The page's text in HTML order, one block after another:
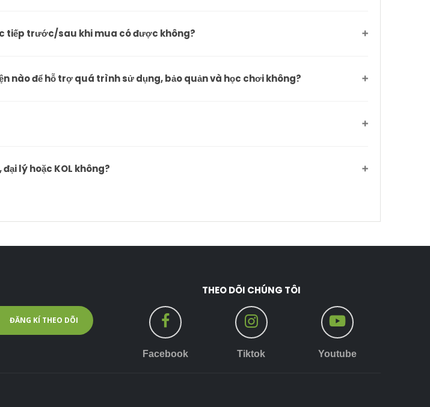
tiếp trước/sau khi mua có được không?
nào để hỗ trợ quá trình sử dụng, bảo quản và học chơi không?
lý hoặc KOL không?
ĐĂNG KÍ THEO DÕI
THEO DÕI CHÚNG TÔI
Facebook Tiktok Youtube